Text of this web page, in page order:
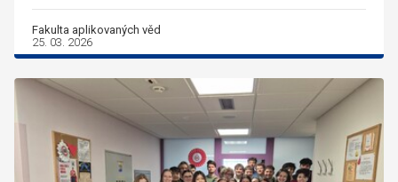
Fakulta aplikovaných věd
25. 03. 2026